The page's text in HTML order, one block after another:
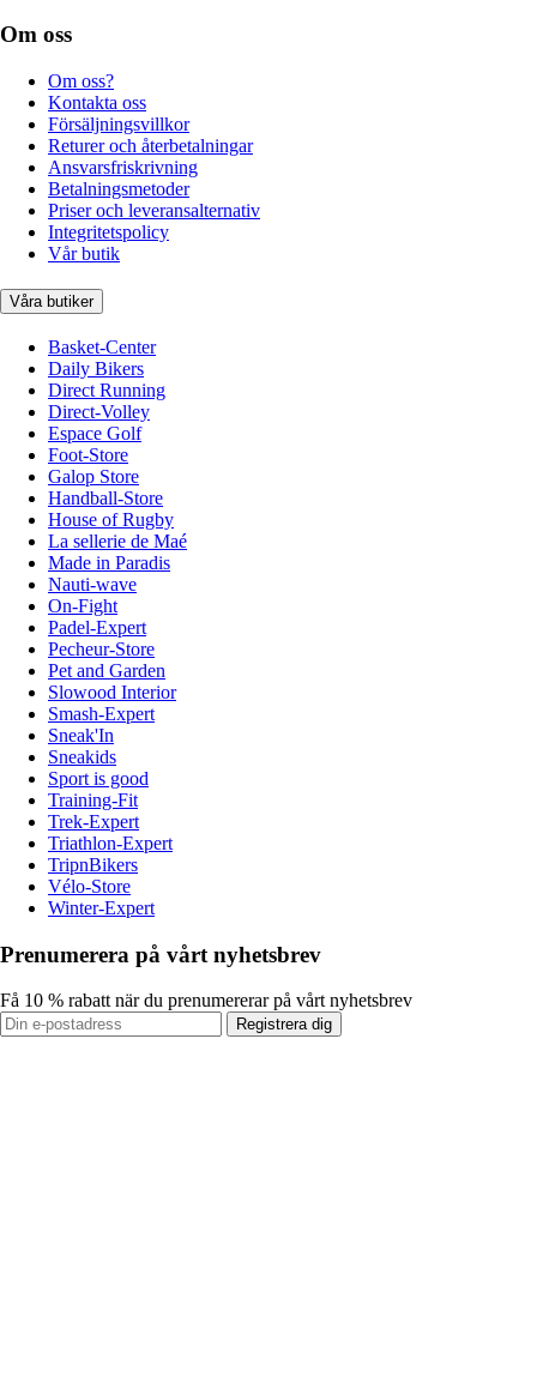
Om oss
Om oss?
Kontakta oss
Försäljningsvillkor
Returer och återbetalningar
Ansvarsfriskrivning
Betalningsmetoder
Priser och leveransalternativ
Integritetspolicy
Vår butik
Våra butiker
Basket-Center
Daily Bikers
Direct Running
Direct-Volley
Espace Golf
Foot-Store
Galop Store
Handball-Store
House of Rugby
La sellerie de Maé
Made in Paradis
Nauti-wave
On-Fight
Padel-Expert
Pecheur-Store
Pet and Garden
Slowood Interior
Smash-Expert
Sneak'In
Sneakids
Sport is good
Training-Fit
Trek-Expert
Triathlon-Expert
TripnBikers
Vélo-Store
Winter-Expert
Prenumerera på vårt nyhetsbrev
Få 10 % rabatt när du prenumererar på vårt nyhetsbrev
Registrera dig